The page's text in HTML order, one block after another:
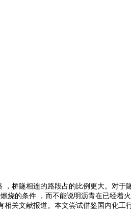
桥隧相连的路段占的比例更大。对
的条件 ，而不能说明沥青在已经着
关文献报道。本文尝试借鉴国内化